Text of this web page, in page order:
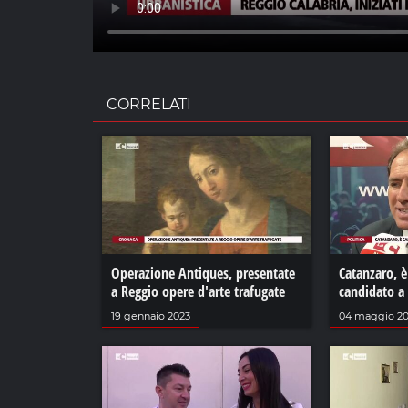
CORRELATI
Operazione Antiques, presentate
a Reggio opere d'arte trafugate
19 gennaio 2023
Catanzaro,
candidato
04 maggio